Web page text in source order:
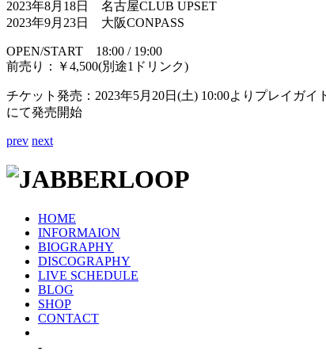
2023年8月18日 名古屋CLUB UPSET
2023年9月23日 大阪CONPASS
OPEN/START 18:00 / 19:00
前売り：￥4,500(別途1ドリンク)
チケット発売：2023年5月20日(土) 10:00よりプレイガイ
にて発売開始
prev next
HOME
INFORMAION
BIOGRAPHY
DISCOGRAPHY
LIVE SCHEDULE
BLOG
SHOP
CONTACT
-